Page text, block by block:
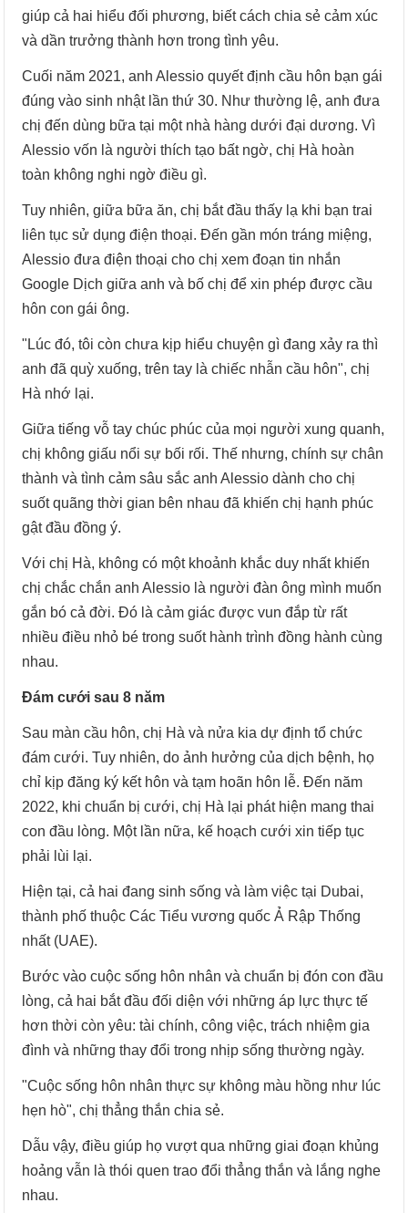
giúp cả hai hiểu đối phương, biết cách chia sẻ cảm xúc
và dần trưởng thành hơn trong tình yêu.
Cuối năm 2021, anh Alessio quyết định cầu hôn bạn gái
đúng vào sinh nhật lần thứ 30. Như thường lệ, anh đưa
chị đến dùng bữa tại một nhà hàng dưới đại dương. Vì
Alessio vốn là người thích tạo bất ngờ, chị Hà hoàn
toàn không nghi ngờ điều gì.
Tuy nhiên, giữa bữa ăn, chị bắt đầu thấy lạ khi bạn trai
liên tục sử dụng điện thoại. Đến gần món tráng miệng,
Alessio đưa điện thoại cho chị xem đoạn tin nhắn
Google Dịch giữa anh và bố chị để xin phép được cầu
hôn con gái ông.
"Lúc đó, tôi còn chưa kịp hiểu chuyện gì đang xảy ra thì
anh đã quỳ xuống, trên tay là chiếc nhẫn cầu hôn", chị
Hà nhớ lại.
Giữa tiếng vỗ tay chúc phúc của mọi người xung quanh,
chị không giấu nổi sự bối rối. Thế nhưng, chính sự chân
thành và tình cảm sâu sắc anh Alessio dành cho chị
suốt quãng thời gian bên nhau đã khiến chị hạnh phúc
gật đầu đồng ý.
Với chị Hà, không có một khoảnh khắc duy nhất khiến
chị chắc chắn anh Alessio là người đàn ông mình muốn
gắn bó cả đời. Đó là cảm giác được vun đắp từ rất
nhiều điều nhỏ bé trong suốt hành trình đồng hành cùng
nhau.
Đám cưới sau 8 năm
Sau màn cầu hôn, chị Hà và nửa kia dự định tổ chức
đám cưới. Tuy nhiên, do ảnh hưởng của dịch bệnh, họ
chỉ kịp đăng ký kết hôn và tạm hoãn hôn lễ. Đến năm
2022, khi chuẩn bị cưới, chị Hà lại phát hiện mang thai
con đầu lòng. Một lần nữa, kế hoạch cưới xin tiếp tục
phải lùi lại.
Hiện tại, cả hai đang sinh sống và làm việc tại Dubai,
thành phố thuộc Các Tiểu vương quốc Ả Rập Thống
nhất (UAE).
Bước vào cuộc sống hôn nhân và chuẩn bị đón con đầu
lòng, cả hai bắt đầu đối diện với những áp lực thực tế
hơn thời còn yêu: tài chính, công việc, trách nhiệm gia
đình và những thay đổi trong nhịp sống thường ngày.
"Cuộc sống hôn nhân thực sự không màu hồng như lúc
hẹn hò", chị thẳng thắn chia sẻ.
Dẫu vậy, điều giúp họ vượt qua những giai đoạn khủng
hoảng vẫn là thói quen trao đổi thẳng thắn và lắng nghe
nhau.